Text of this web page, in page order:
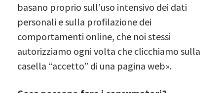
basano proprio sull’uso intensivo dei dati
personali e sulla profilazione dei
comportamenti online, che noi stessi
autorizziamo ogni volta che clicchiamo sulla
casella “accetto” di una pagina web».